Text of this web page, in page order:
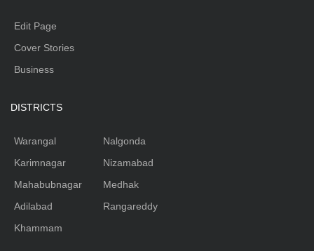
Edit Page
Cover Stories
Business
DISTRICTS
Warangal
Karimnagar
Mahabubnagar
Adilabad
Khammam
Nalgonda
Nizamabad
Medhak
Rangareddy